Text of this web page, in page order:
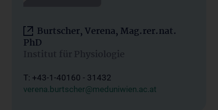
Burtscher, Verena, Mag.rer.nat.
PhD
Institut für Physiologie
T: +43-1-40160 - 31432
verena.burtscher@meduniwien.ac.at